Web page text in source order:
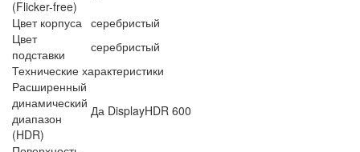
(Flicker-free)
Цвет корпуса серебристый
Цвет
подставки
серебристый
Технические характеристики
Расширенный
динамический
диапазон
(HDR)
Да DisplayHDR 600